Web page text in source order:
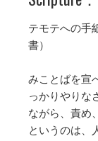
テモテへの
書）
みことばを宣
っかりやりな
ながら、責め
というのは、